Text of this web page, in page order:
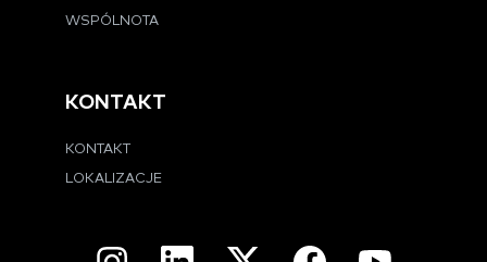
WSPÓLNOTA
KONTAKT
KONTAKT
LOKALIZACJE